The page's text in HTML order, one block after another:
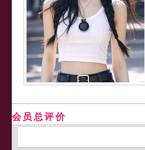
会员总评价